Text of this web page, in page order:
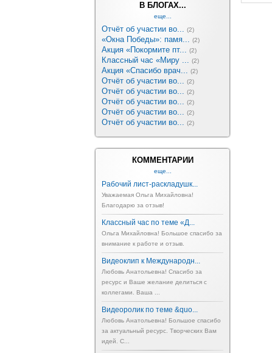
В БЛОГАХ...
еще...
Отчёт об участии во... (2)
«Окна Победы»: памя... (2)
Акция «Покормите пт... (2)
Классный час «Миру ... (2)
Акция «Спасибо врач... (2)
Отчёт об участии во... (2)
Отчёт об участии во... (2)
Отчёт об участии во... (2)
Отчёт об участии во... (2)
Отчёт об участии во... (2)
КОММЕНТАРИИ
еще...
Рабочий лист-раскладушк...
Уважаемая Ольга Михайловна!
Благодарю за отзыв!
Классный час по теме «Д...
Ольга Михайловна! Большое спасибо за
внимание к работе и отзыв.
Видеоклип к Международн...
Любовь Анатольевна! Спасибо за
ресурс и Ваше желание делиться с
коллегами. Ваша ...
Видеоролик по теме &quo...
Любовь Анатольевна! Большое спасибо
за актуальный ресурс. Творческих Вам
идей. С...